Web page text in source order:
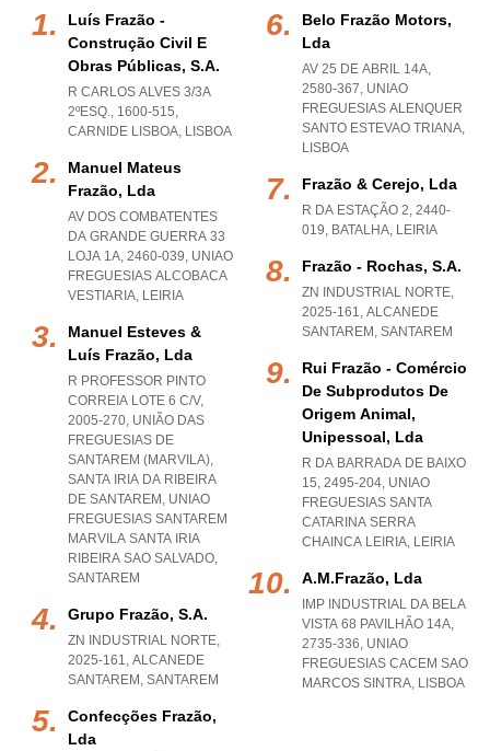
Luís Frazão -
Construção Civil E
Obras Públicas, S.a.
R CARLOS ALVES 3/3A
2ºESQ., 1600-515,
CARNIDE LISBOA, LISBOA
Manuel Mateus
Frazão, Lda
AV DOS COMBATENTES
DA GRANDE GUERRA 33
LOJA 1A, 2460-039, UNIAO
FREGUESIAS ALCOBACA
VESTIARIA, LEIRIA
Manuel Esteves &
Luís Frazão, Lda
R PROFESSOR PINTO
CORREIA LOTE 6 C/V,
2005-270, UNIÃO DAS
FREGUESIAS DE
SANTAREM (MARVILA),
SANTA IRIA DA RIBEIRA
DE SANTAREM , UNIAO
FREGUESIAS SANTAREM
MARVILA SANTA IRIA
RIBEIRA SAO SALVADO,
SANTAREM
Grupo Frazão, S.a.
ZN INDUSTRIAL NORTE,
2025-161, ALCANEDE
SANTAREM , SANTAREM
Confecções Frazão,
Lda
Belo Frazão Motors,
Lda
AV 25 DE ABRIL 14A,
2580-367, UNIAO
FREGUESIAS ALENQUER
SANTO ESTEVAO TRIANA,
LISBOA
Frazão & Cerejo, Lda
R DA ESTAÇÃO 2, 2440-
019, BATALHA, LEIRIA
Frazão - Rochas, S.a.
ZN INDUSTRIAL NORTE,
2025-161, ALCANEDE
SANTAREM , SANTAREM
Rui Frazão - Comércio
De Subprodutos De
Origem Animal,
Unipessoal, Lda
R DA BARRADA DE BAIXO
15, 2495-204, UNIAO
FREGUESIAS SANTA
CATARINA SERRA
CHAINCA LEIRIA, LEIRIA
A.m.frazão, Lda
IMP INDUSTRIAL DA BELA
VISTA 68 PAVILHÃO 14A,
2735-336, UNIAO
FREGUESIAS CACEM SAO
MARCOS SINTRA, LISBOA